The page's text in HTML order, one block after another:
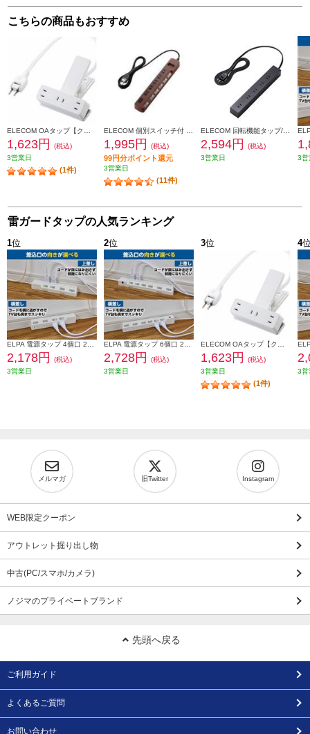
こちらの商品もおすすめ
1,623円
(税込)
3営業日
(1件)
1,995円 (税込)
99円分ポイント還元
3営業日
(11件)
2,594円
(税込)
3営業日
3営
雷ガードタップの人気ランキング
1位
2,178円
(税込)
3営業日
2位
2,728円
(税込)
3営業日
3位
1,623円
(税込)
3営業日
(1件)
4
3営
メルマガ 旧Twitter Instagram
WEB限定クーポン
アウトレット掘り出し物
中古(PC/スマホ/カメラ)
ノジマのプライベートブランド
先頭へ戻る
ご利用ガイド
よくあるご質問
お問い合わせ